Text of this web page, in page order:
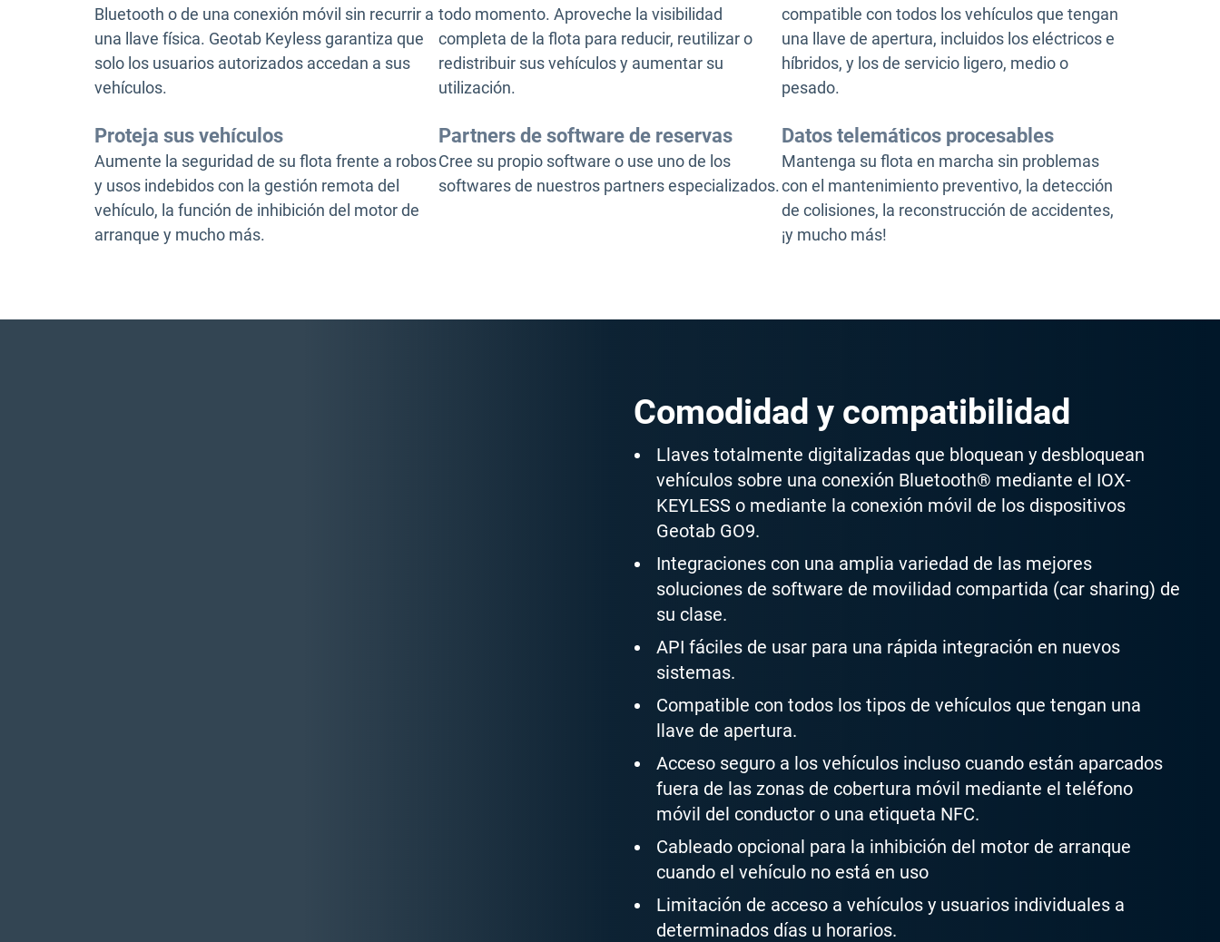
Bluetooth o de una conexión móvil sin recurrir a
una llave física. Geotab Keyless garantiza que
solo los usuarios autorizados accedan a sus
vehículos.
todo momento. Aproveche la visibilidad
completa de la flota para reducir, reutilizar o
redistribuir sus vehículos y aumentar su
utilización.
compatible con todos los vehículos que tengan
una llave de apertura, incluidos los eléctricos e
híbridos, y los de servicio ligero, medio o
pesado.
Proteja sus vehículos
Aumente la seguridad de su flota frente a robos
y usos indebidos con la gestión remota del
vehículo, la función de inhibición del motor de
arranque y mucho más.
Partners de software de reservas
Cree su propio software o use uno de los
softwares de nuestros partners especializados.
Datos telemáticos procesables
Mantenga su flota en marcha sin problemas
con el mantenimiento preventivo, la detección
de colisiones, la reconstrucción de accidentes,
¡y mucho más!
Comodidad y compatibilidad
Llaves totalmente digitalizadas que bloquean y desbloquean
vehículos sobre una conexión Bluetooth® mediante el IOX-
KEYLESS o mediante la conexión móvil de los dispositivos
Geotab GO9.
Integraciones con una amplia variedad de las mejores
soluciones de software de movilidad compartida (car sharing) de
su clase.
API fáciles de usar para una rápida integración en nuevos
sistemas.
Compatible con todos los tipos de vehículos que tengan una
llave de apertura.
Acceso seguro a los vehículos incluso cuando están aparcados
fuera de las zonas de cobertura móvil mediante el teléfono
móvil del conductor o una etiqueta NFC.
Cableado opcional para la inhibición del motor de arranque
cuando el vehículo no está en uso
Limitación de acceso a vehículos y usuarios individuales a
determinados días u horarios.